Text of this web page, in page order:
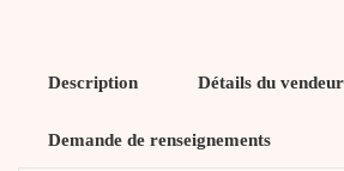
Description Détails du vendeur
Demande de renseignements